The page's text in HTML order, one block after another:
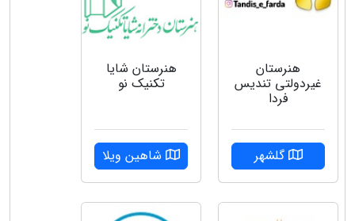
هنرستان
غیردولتی تندیس
فردا
گلشهر
هنرستان شایا
تکنیک نو
شاهین ویلا